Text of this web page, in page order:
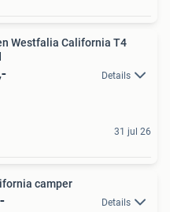
Westfalia California T4
Details
31 jul 26
camper
Details